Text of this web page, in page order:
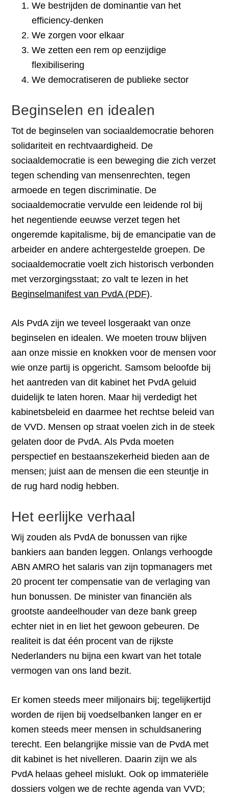
We bestrijden de dominantie van het
efficiency-denken
We zorgen voor elkaar
We zetten een rem op eenzijdige
flexibilisering
We democratiseren de publieke sector
Beginselen en idealen
Tot de beginselen van sociaaldemocratie behoren
solidariteit en rechtvaardigheid. De
sociaaldemocratie is een beweging die zich verzet
tegen schending van mensenrechten, tegen
armoede en tegen discriminatie. De
sociaaldemocratie vervulde een leidende rol bij
het negentiende eeuwse verzet tegen het
ongeremde kapitalisme, bij de emancipatie van de
arbeider en andere achtergestelde groepen. De
sociaaldemocratie voelt zich historisch verbonden
met verzorgingsstaat; zo valt te lezen in het
Beginselmanifest van PvdA (PDF).
Als PvdA zijn we teveel losgeraakt van onze
beginselen en idealen. We moeten trouw blijven
aan onze missie en knokken voor de mensen voor
wie onze partij is opgericht. Samsom beloofde bij
het aantreden van dit kabinet het PvdA geluid
duidelijk te laten horen. Maar hij verdedigt het
kabinetsbeleid en daarmee het rechtse beleid van
de VVD. Mensen op straat voelen zich in de steek
gelaten door de PvdA. Als Pvda moeten
perspectief en bestaanszekerheid bieden aan de
mensen; juist aan de mensen die een steuntje in
de rug hard nodig hebben.
Het eerlijke verhaal
Wij zouden als PvdA de bonussen van rijke
bankiers aan banden leggen. Onlangs verhoogde
ABN AMRO het salaris van zijn topmanagers met
20 procent ter compensatie van de verlaging van
hun bonussen. De minister van financiën als
grootste aandeelhouder van deze bank greep
echter niet in en liet het gewoon gebeuren. De
realiteit is dat één procent van de rijkste
Nederlanders nu bijna een kwart van het totale
vermogen van ons land bezit.
Er komen steeds meer miljonairs bij; tegelijkertijd
worden de rijen bij voedselbanken langer en er
komen steeds meer mensen in schuldsanering
terecht. Een belangrijke missie van de PvdA met
dit kabinet is het nivelleren. Daarin zijn we als
PvdA helaas geheel mislukt. Ook op immateriële
dossiers volgen we de rechte agenda van VVD;